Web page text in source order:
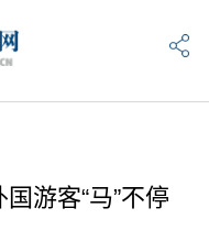
游客“马”不停